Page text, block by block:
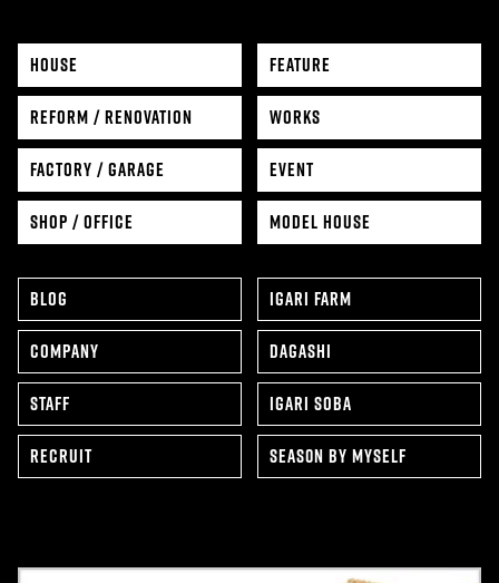
HOUSE
FEATURE
REFORM / RENOVATION
WORKS
FACTORY / GARAGE
EVENT
SHOP / OFFICE
MODEL HOUSE
BLOG
IGARI FARM
COMPANY
DAGASHI
STAFF
IGARI SOBA
RECRUIT
SEAS0N BY MYSELF